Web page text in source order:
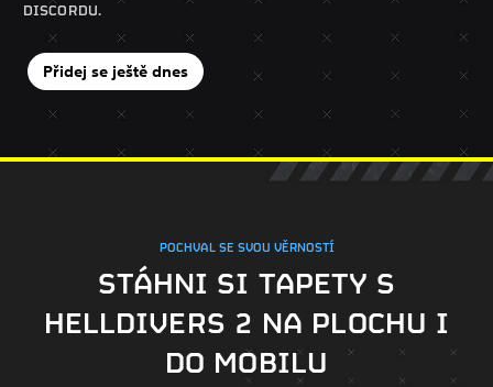
DISCORDU.
Přidej se ještě dnes
POCHVAL SE SVOU VĚRNOSTÍ
STÁHNI SI TAPETY S
HELLDIVERS 2 NA PLOCHU I
DO MOBILU